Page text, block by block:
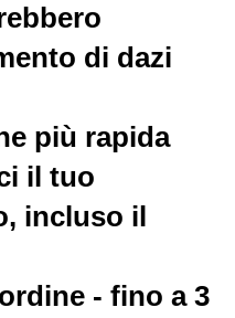
di dazi
più rapida
il tuo
incluso il
- fino a 3